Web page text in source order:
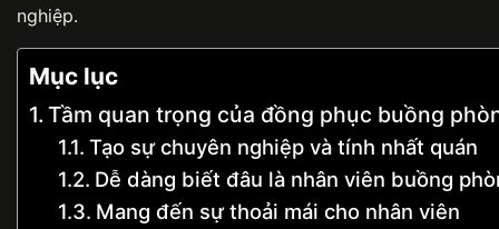
nghiệp.
Mục lục
Tầm quan trọng của đồng phục buồng
Tạo sự chuyên nghiệp và tính nhất quán
Dễ dàng biết đâu là nhân viên buồng
Mang đến sự thoải mái cho nhân viên